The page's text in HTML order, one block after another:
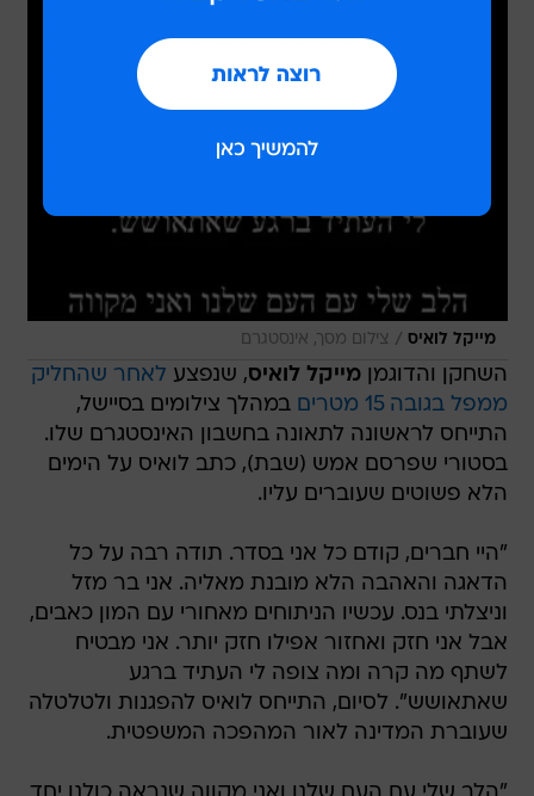
מייקל לואיס / צילום מסך, אינסטגרם
השחקן והדוגמןמייקל לואיס, שנפצע לאחר שהחליק
ממפל בגובה 15 מטרים
במהלך צילומים בסיישל,
התייחס לראשונה לתאונה בחשבון האינסטגרם שלו.
בסטורי שפרסם אמש (שבת), כתב לואיס על הימים
הלא פשוטים שעוברים עליו.
"היי חברים, קודם כל אני בסדר. תודה רבה על כל
הדאגה והאהבה הלא מובנת מאליה. אני בר מזל
וניצלתי בנס. עכשיו הניתוחים מאחורי עם המון כאבים,
אבל אני חזק ואחזור אפילו חזק יותר. אני מבטיח
לשתף מה קרה ומה צופה לי העתיד ברגע
שאתאושש". לסיום, התייחס לואיס להפגנות ולטלטלה
שעוברת המדינה לאור המהפכה המשפטית.